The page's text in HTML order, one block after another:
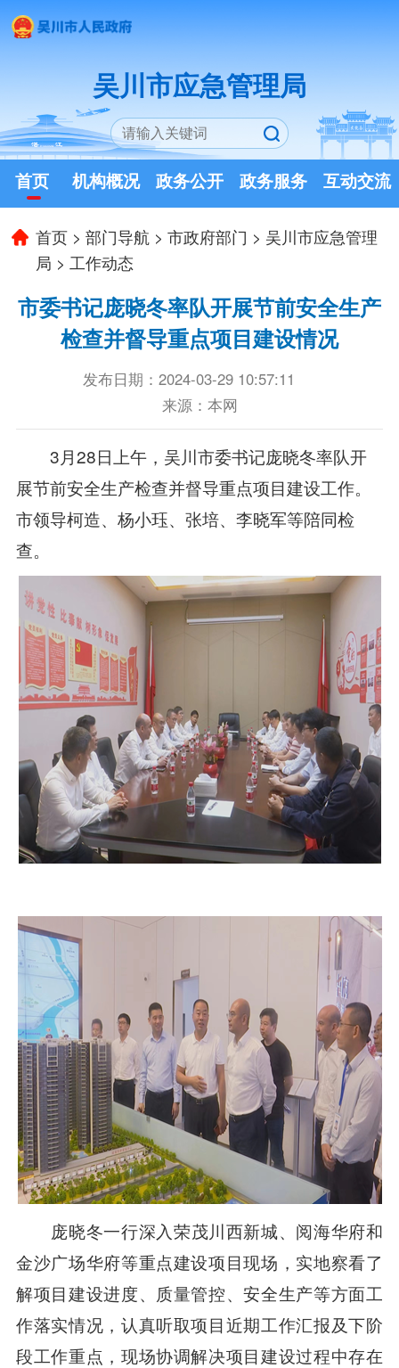
吴川市应急管理局
首页 机构概况 政务公开 政务服务 互动交流
首页 >部门导航 >市政府部门 > 吴川市应急管理
局 > 工作动态
市委书记庞晓冬率队开展节前安全生产
检查并督导重点项目建设情况
发布日期：2024-03-29 10:57:11
来源：本网
3月28日上午，吴川市委书记庞晓冬率队开
展节前安全生产检查并督导重点项目建设工作。
市领导柯造、杨小珏、张培、李晓军等陪同检
查。
庞晓冬一行深入荣茂川西新城、阅海华府和
金沙广场华府等重点建设项目现场，实地察看了
解项目建设进度、质量管控、安全生产等方面工
作落实情况，认真听取项目近期工作汇报及下阶
段工作重点，现场协调解决项目建设过程中存在